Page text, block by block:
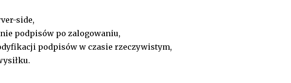
side,
podpisów po zalogowaniu,
podpisów w czasie rzeczywistym,